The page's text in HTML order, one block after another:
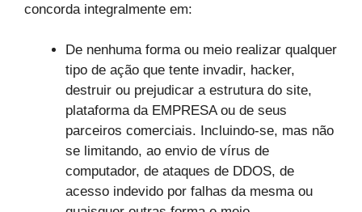
concorda integralmente em:
De nenhuma forma ou meio realizar qualquer
tipo de ação que tente invadir, hacker,
destruir ou prejudicar a estrutura do site,
plataforma da EMPRESA ou de seus
parceiros comerciais. Incluindo-se, mas não
se limitando, ao envio de vírus de
computador, de ataques de DDOS, de
acesso indevido por falhas da mesma ou